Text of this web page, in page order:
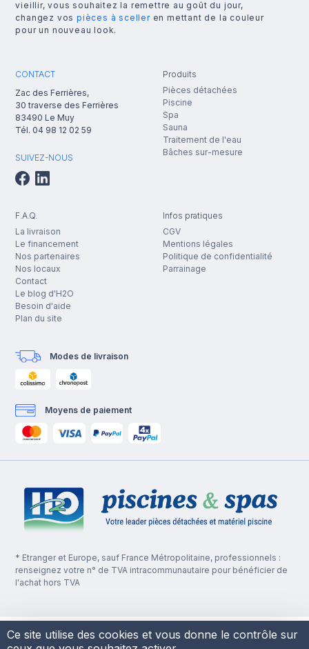
vieillir, vous souhaitez la remettre au goût du jour,
changez vos pièces à scelleren mettant de la couleur
pour un nouveau look.
CONTACT
Zac des Ferrières,
30 traverse des Ferrières
83490 Le Muy
Tél. 04 98 12 02 59
SUIVEZ-NOUS
Produits
Pièces détachées
Piscine
Spa
Sauna
Traitement de l'eau
Bâches sur-mesure
F.A.Q.
La livraison
Le financement
Nos partenaires
Nos locaux
Contact
Le blog d'H2O
Besoin d'aide
Plan du site
Infos pratiques
CGV
Mentions légales
Politique de confidentialité
Parrainage
Modes de livraison
Moyens de paiement
* Etranger et Europe, sauf France Métropolitaine, professionnels :
renseignez votre n° de TVA intracommunautaire pour bénéficier de
l'achat hors TVA
Ce site utilise des cookies et vous donne le contrôle sur